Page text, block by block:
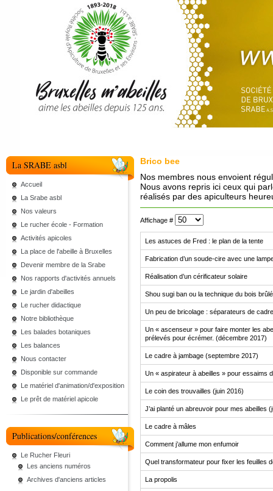
La SRABE asbl
Accueil
La Srabe asbl
Nos valeurs
Le rucher école - Formation
Activités apicoles
La place de l'abeille à Bruxelles
Devenir membre de la Srabe
Nos rapports d'activités annuels
Le jardin d'abeilles
Le rucher didactique
Notre bibliothèque
Les balades botaniques
Les balances
Nous contacter
Disponible sur commande
Le matériel d'animation/d'exposition
Le prêt de matériel apicole
Publications/conférences
Le Rucher Fleuri
Les anciens numéros
Archives d'anciens articles
Brico bee
Nos membres nous envoient
Nous avons repris ici ceux qui
réalisés par des apiculteurs
Affichage #
Les astuces de Fred : le plan de la tente
Fabrication d’un soude-cire avec une
Réalisation d’un cérificateur solaire
Shou sugi ban ou la technique du bois
Un peu de bricolage : séparateurs de
Un « ascenseur » pour faire monter les
prélevés pour écrémer. (décembre 2017)
Le cadre à jambage (septembre 2017)
Un « aspirateur à abeilles » pour essaims
Le coin des trouvailles (juin 2016)
J’ai planté un abreuvoir pour mes abeilles
Le cadre à mâles
Comment j’allume mon enfumoir
Quel transformateur pour fixer les feuilles
La propolis